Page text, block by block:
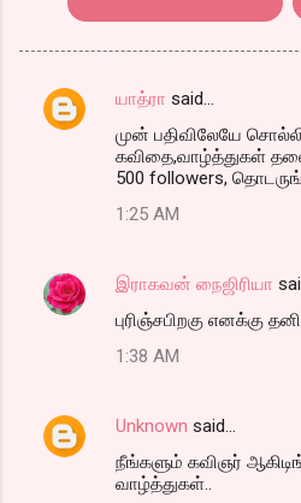
C
n
t
யாத்ரா said…
முன் பதிவிலேயே
கவிதை,வாழ்த்துகள்
500 followers,
1:25 AM
இராகவன் நைஜிரியா
புரிஞ்சபிறகு எனக்கு
1:38 AM
Unknown said…
நீங்களும் கவிஞர்
வாழ்த்துகள்..